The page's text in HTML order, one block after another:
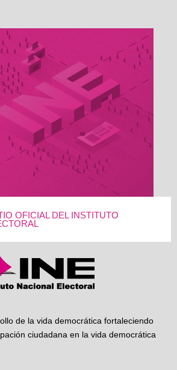
OFICIAL DEL INSTITUTO
de la vida democrática fortaleciendo
ciudadana en la vida democrática